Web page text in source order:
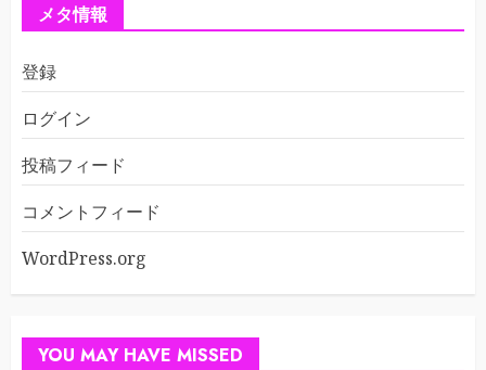
メタ情報
登録
ログイン
投稿フィード
コメントフィード
WordPress.org
YOU MAY HAVE MISSED